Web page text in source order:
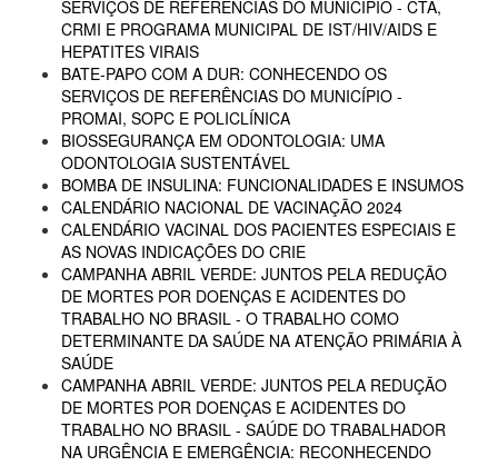
SERVIÇOS DE REFERÊNCIAS DO MUNICÍPIO - CTA,
CRMI E PROGRAMA MUNICIPAL DE IST/HIV/AIDS E
HEPATITES VIRAIS
BATE-PAPO COM A DUR: CONHECENDO OS
SERVIÇOS DE REFERÊNCIAS DO MUNICÍPIO -
PROMAI, SOPC E POLICLÍNICA
BIOSSEGURANÇA EM ODONTOLOGIA: UMA
ODONTOLOGIA SUSTENTÁVEL
BOMBA DE INSULINA: FUNCIONALIDADES E INSUMOS
CALENDÁRIO NACIONAL DE VACINAÇÃO 2024
CALENDÁRIO VACINAL DOS PACIENTES ESPECIAIS E
AS NOVAS INDICAÇÕES DO CRIE
CAMPANHA ABRIL VERDE: JUNTOS PELA REDUÇÃO
DE MORTES POR DOENÇAS E ACIDENTES DO
TRABALHO NO BRASIL - O TRABALHO COMO
DETERMINANTE DA SAÚDE NA ATENÇÃO PRIMÁRIA À
SAÚDE
CAMPANHA ABRIL VERDE: JUNTOS PELA REDUÇÃO
DE MORTES POR DOENÇAS E ACIDENTES DO
TRABALHO NO BRASIL - SAÚDE DO TRABALHADOR
NA URGÊNCIA E EMERGÊNCIA: RECONHECENDO